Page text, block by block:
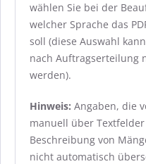
wählen Sie bei der
welcher Sprache das
soll (diese Auswahl
nach Auftragserteilung
werden).
Hinweis: Angaben, die
manuell über
Beschreibung von
nicht automatisch